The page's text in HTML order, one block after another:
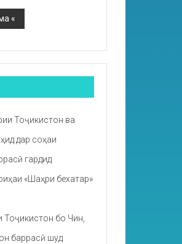
Тоҷикистон ва
дар соҳаи
гардид
«Шаҳри бехатар»
Тоҷикистон бо Чин,
баррасӣ шуд